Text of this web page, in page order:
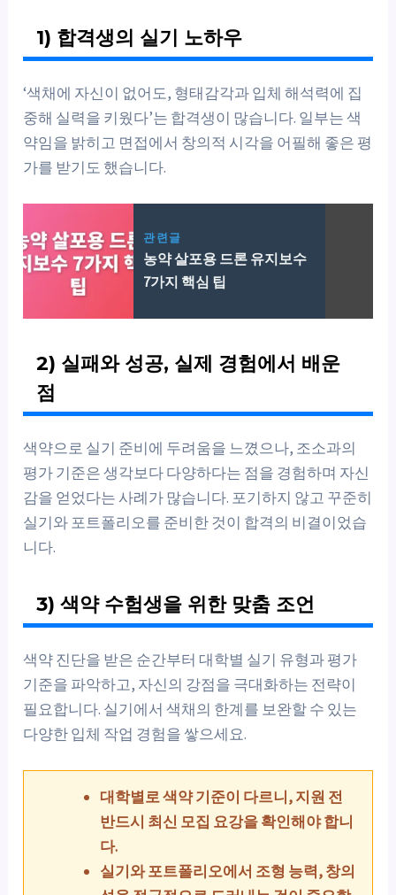
1) 합격생의 실기 노하우
‘색채에 자신이 없어도, 형태감각과 입체 해석력에 집
중해 실력을 키웠다’는 합격생이 많습니다. 일부는 색
약임을 밝히고 면접에서 창의적 시각을 어필해 좋은 평
가를 받기도 했습니다.
관련글
농약 살포용 드론 유지보수
7가지 핵심 팁
2) 실패와 성공, 실제 경험에서 배운
점
색약으로 실기 준비에 두려움을 느꼈으나, 조소과의
평가 기준은 생각보다 다양하다는 점을 경험하며 자신
감을 얻었다는 사례가 많습니다. 포기하지 않고 꾸준히
실기와 포트폴리오를 준비한 것이 합격의 비결이었습
니다.
3) 색약 수험생을 위한 맞춤 조언
색약 진단을 받은 순간부터 대학별 실기 유형과 평가
기준을 파악하고, 자신의 강점을 극대화하는 전략이
필요합니다. 실기에서 색채의 한계를 보완할 수 있는
다양한 입체 작업 경험을 쌓으세요.
대학별로 색약 기준이 다르니, 지원 전
반드시 최신 모집 요강을 확인해야 합니
다.
실기와 포트폴리오에서 조형 능력, 창의